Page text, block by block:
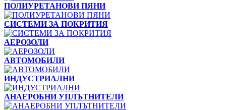
ПОЛИУРЕТАНОВИ ПЯНИ
СИСТЕМИ ЗА ПОКРИТИЯ
АЕРОЗОЛИ
АВТОМОБИЛИ
ИНДУСТРИАЛНИ
АНАЕРОБНИ УПЛЪТНИТЕЛИ